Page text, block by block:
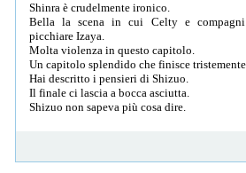
Shinra è crudelmente ironico.
Bella la scena in cui Celty e
picchiare Izaya.
Molta violenza in questo capitolo.
Un capitolo splendido che finisce tristemente.
Hai descritto i pensieri di Shizuo.
Il finale ci lascia a bocca asciutta.
Shizuo non sapeva più cosa dire.